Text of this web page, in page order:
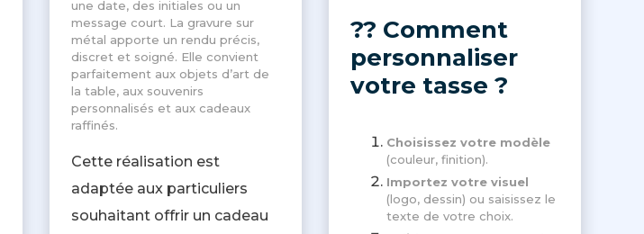
?? Comment
personnaliser
votre tasse ?
Choisissez votre modèle
(couleur, finition).
Importez votre visuel
(logo, dessin) ou saisissez le
texte de votre choix.
une date, des initiales ou un
message court. La gravure sur
métal apporte un rendu précis,
discret et soigné. Elle convient
parfaitement aux objets d’art de
la table, aux souvenirs
personnalisés et aux cadeaux
raffinés.
Cette réalisation est
adaptée aux particuliers
souhaitant offrir un cadeau